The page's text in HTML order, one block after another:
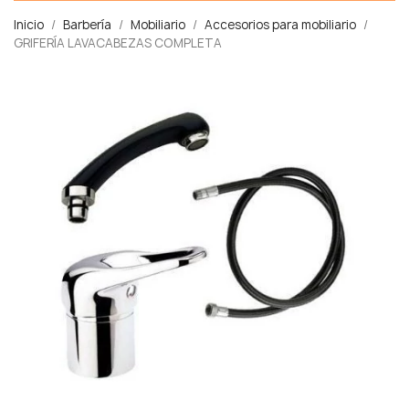
Inicio Barbería Mobiliario
Accesorios para mobiliario
GRIFERÍA LAVACABEZAS COMPLETA